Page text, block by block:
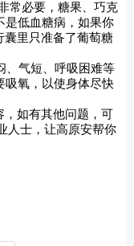
常必要，糖果、巧克
是低血糖病，如果你
囊里只准备了葡萄糖
、气短、呼吸困难等
吸氧，以使身体尽快
，如有其他问题，可
人士，让高原安帮你